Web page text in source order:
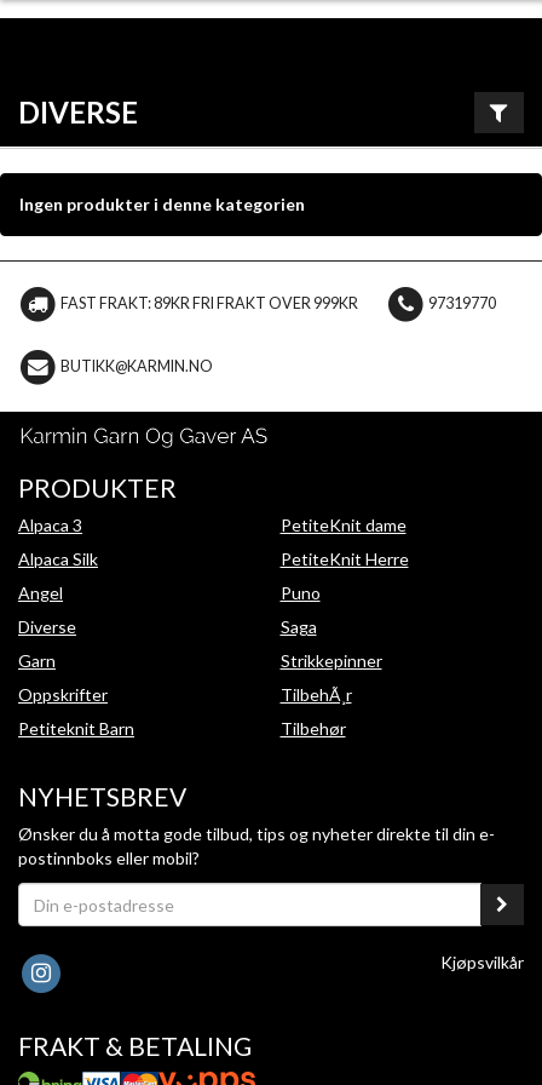
DIVERSE
Ingen produkter i denne kategorien
FAST FRAKT: 89KR FRI FRAKT OVER 999KR 97319770
BUTIKK@KARMIN.NO
PRODUKTER
Alpaca 3
Alpaca Silk
Angel
Diverse
Garn
Oppskrifter
Petiteknit Barn
PetiteKnit dame
PetiteKnit Herre
Puno
Saga
Strikkepinner
TilbehÃ¸r
Tilbehør
NYHETSBREV
Ønsker du å motta gode tilbud, tips og nyheter direkte til din e-
postinnboks eller mobil?
Kjøpsvilkår
FRAKT & BETALING